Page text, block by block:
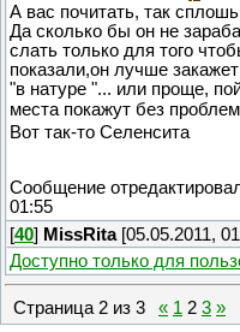
А вас почитать, так
Да сколько бы он не
слать только для того
показали,он лучше
"в натуре "... или проще,
места покажут без
Вот так-то Селенсита
Сообщение
01:55
[40] MissRita[05.05.2011,
Доступно только для
Страница 2 из 3 « 1 2 3 »